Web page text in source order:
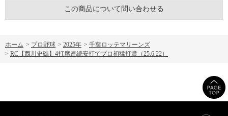
この商品について問い合わせる
ホーム > プロ野球 > 2025年 > 千葉ロッテマリーンズ
> RC【西川史礁】4打席連続安打でプロ初猛打賞（25.6.22）